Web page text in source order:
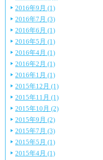
2016年9月 (1)
2016年7月 (3)
2016年6月 (1)
2016年5月 (1)
2016年4月 (1)
2016年2月 (1)
2016年1月 (1)
2015年12月 (1)
2015年11月 (1)
2015年10月 (2)
2015年9月 (2)
2015年7月 (3)
2015年5月 (1)
2015年4月 (1)